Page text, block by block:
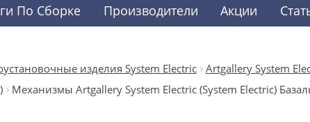
По Сборке Производители Акции
изделия System Electric
Artgallery System
Механизмы Artgallery System Electric (System Electric)